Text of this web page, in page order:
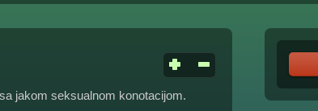
jakom seksualnom konotacijom.